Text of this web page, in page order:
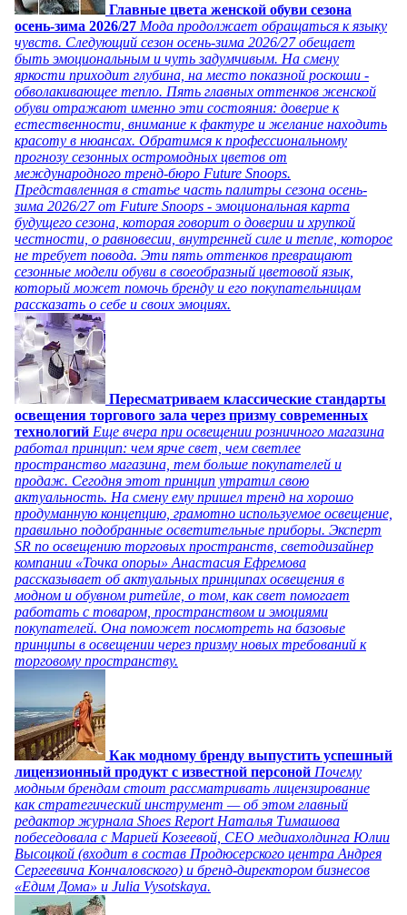
Главные цвета женской обуви сезона
осень-зима 2026/27 Мода продолжает обращаться к языку
чувств. Следующий сезон осень-зима 2026/27 обещает
быть эмоциональным и чуть задумчивым. На смену
яркости приходит глубина, на место показной роскоши -
обволакивающее тепло. Пять главных оттенков женской
обуви отражают именно эти состояния: доверие к
естественности, внимание к фактуре и желание находить
красоту в нюансах. Обратимся к профессиональному
прогнозу сезонных остромодных цветов от
международного тренд-бюро Future Snoops.
Представленная в статье часть палитры сезона осень-
зима 2026/27 от Future Snoops - эмоциональная карта
будущего сезона, которая говорит о доверии и хрупкой
честности, о равновесии, внутренней силе и тепле, которое
не требует повода. Эти пять оттенков превращают
сезонные модели обуви в своеобразный цветовой язык,
который может помочь бренду и его покупательницам
рассказать о себе и своих эмоциях.
Пересматриваем классические стандарты
освещения торгового зала через призму современных
технологий Еще вчера при освещении розничного магазина
работал принцип: чем ярче свет, чем светлее
пространство магазина, тем больше покупателей и
продаж. Сегодня этот принцип утратил свою
актуальность. На смену ему пришел тренд на хорошо
продуманную концепцию, грамотно используемое освещение,
правильно подобранные осветительные приборы. Эксперт
SR по освещению торговых пространств, светодизайнер
компании «Точка опоры» Анастасия Ефремова
рассказывает об актуальных принципах освещения в
модном и обувном ритейле, о том, как свет помогает
работать с товаром, пространством и эмоциями
покупателей. Она поможет посмотреть на базовые
принципы в освещении через призму новых требований к
торговому пространству.
Как модному бренду выпустить успешный
лицензионный продукт с известной персоной Почему
модным брендам стоит рассматривать лицензирование
как стратегический инструмент — об этом главный
редактор журнала Shoes Report Наталья Тимашова
побеседовала с Марией Козеевой, СЕО медиахолдинга Юлии
Высоцкой (входит в состав Продюсерского центра Андрея
Сергеевича Кончаловского) и бренд-директором бизнесов
«Едим Дома» и Julia Vysotskaya.